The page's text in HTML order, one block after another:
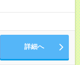
詳細へ